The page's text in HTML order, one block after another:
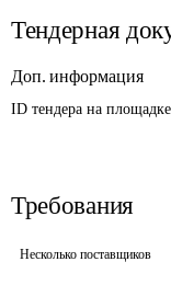
Тендерная
Доп. информация
ID тендера на
Требования
Несколько поставщиков